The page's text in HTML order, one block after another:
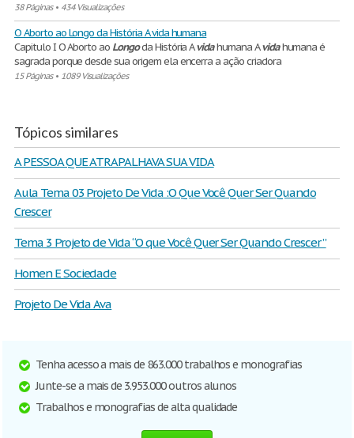
38 Páginas• 434 Visualizações
O Aborto ao Longo da História A vida humana
Capitulo I O Aborto ao Longoda História Avidahumana Avidahumana é
sagrada porque desde sua origem ela encerra a ação criadora
15 Páginas• 1089 Visualizações
Tópicos similares
A PESSOA QUE ATRAPALHAVA SUA VIDA
Aula Tema 03 Projeto De Vida :O Que Você Quer Ser Quando
Crescer
Tema 3 Projeto de Vida “O que Você Quer Ser Quando Crescer ”
Homen E Sociedade
Projeto De Vida Ava
Tenha acesso a mais de 863.000 trabalhos e monografias
Junte-se a mais de 3.953.000 outros alunos
Trabalhos e monografias de alta qualidade